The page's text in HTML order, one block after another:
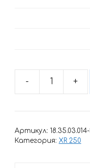
- +
Артикул:
Категория: XR 250